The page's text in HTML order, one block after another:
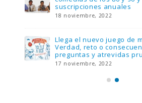
suscripciones anuales
18 noviembre, 2022
Llega el nuevo juego de
Verdad, reto o
preguntas y atrevidas
17 noviembre, 2022